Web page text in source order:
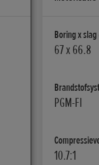
Boring x
67 x 66.8
PGM-FI
10.7:1